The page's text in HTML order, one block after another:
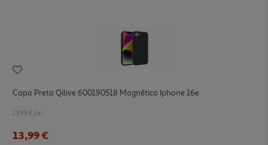
Capa Preta Qilive 600190518 Magnética Iphone 16e
13.99 €/un
13,99 €